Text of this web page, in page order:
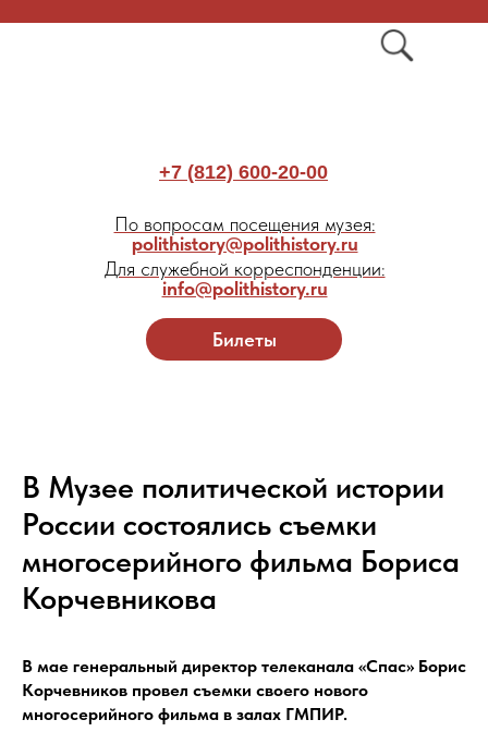
Билеты
+7 (812) 600-20-00
По вопросам посещения музея:
polithistory@polithistory.ru
Для служебной корреспонденции:
info@polithistory.ru
В Музее политической истории
России состоялись съемки
многосерийного фильма Бориса
Корчевникова
В мае генеральный директор телеканала «Спас» Борис
Корчевников провел съемки своего нового
многосерийного фильма в залах ГМПИР.